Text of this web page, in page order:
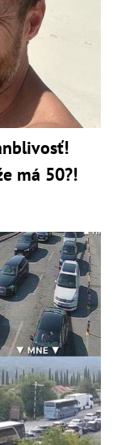
má 50?!